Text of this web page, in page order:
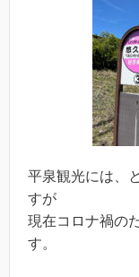
平泉観光には、
すが
現在コロナ禍の
す。